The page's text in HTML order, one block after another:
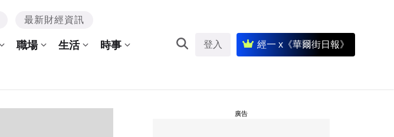
最新財經資訊
職場 生活 時事 登入 經一 x《華爾街日報》
廣告